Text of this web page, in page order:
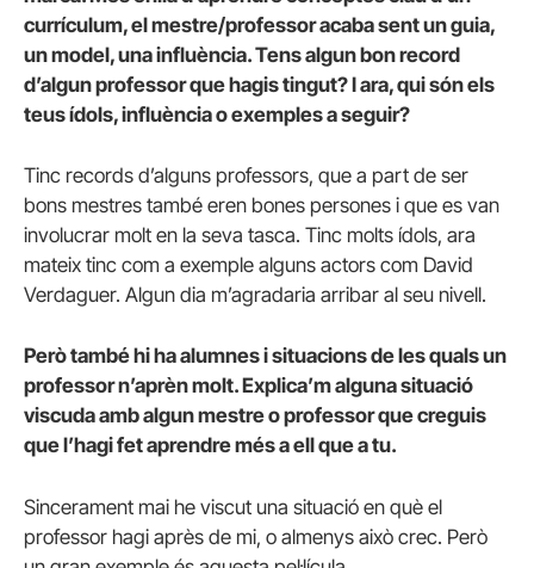
currículum, el mestre/professor acaba sent un guia,
un model, una influència. Tens algun bon record
d’algun professor que hagis tingut? I ara, qui són els
teus ídols, influència o exemples a seguir?
Tinc records d’alguns professors, que a part de ser
bons mestres també eren bones persones i que es van
involucrar molt en la seva tasca. Tinc molts ídols, ara
mateix tinc com a exemple alguns actors com David
Verdaguer. Algun dia m’agradaria arribar al seu nivell.
Però també hi ha alumnes i situacions de les quals un
professor n’aprèn molt. Explica’m alguna situació
viscuda amb algun mestre o professor que creguis
que l’hagi fet aprendre més a ell que a tu.
Sincerament mai he viscut una situació en què el
professor hagi après de mi, o almenys això crec. Però